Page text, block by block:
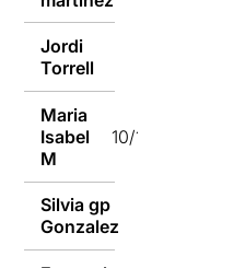
Jordi
Torrell
Maria
Isabel
M
10/10/2016
Silvia gp
Gonzalez